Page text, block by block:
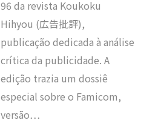
96 da revista Koukoku
Hihyou (広告批評),
publicação dedicada à análise
crítica da publicidade. A
edição trazia um dossiê
especial sobre o Famicom,
versão…